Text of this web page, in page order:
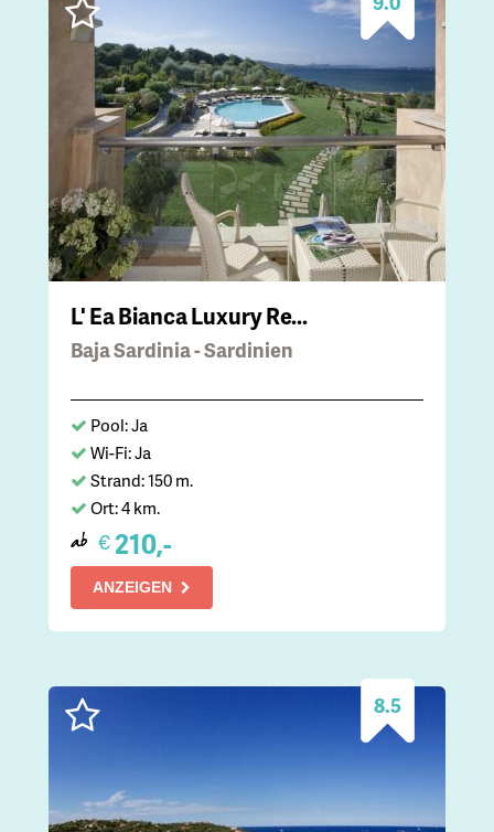
L' Ea Bianca Luxury Re...
Baja Sardinia - Sardinien
Pool: Ja
Wi-Fi: Ja
Strand: 150 m.
Ort: 4 km.
ab €210,-
ANZEIGEN
8.5